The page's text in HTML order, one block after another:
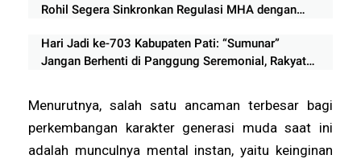
Rohil Segera Sinkronkan Regulasi MHA dengan
Hari Jadi ke-703 Kabupaten Pati: “Sumunar”
Jangan Berhenti di Panggung Seremonial, Rakyat
Menurutnya, salah satu ancaman terbesar bagi
perkembangan karakter generasi muda saat ini
adalah munculnya mental instan, yaitu keinginan